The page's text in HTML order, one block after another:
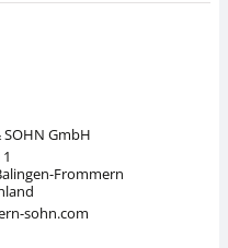
SOHN GmbH
Frommern
sohn.com